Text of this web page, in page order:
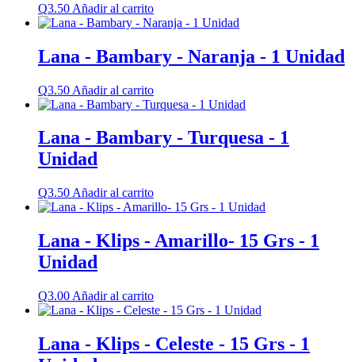
Q3.50 Añadir al carrito
Lana - Bambary - Naranja - 1 Unidad
Q3.50 Añadir al carrito
Lana - Bambary - Turquesa - 1
Unidad
Q3.50 Añadir al carrito
Lana - Klips - Amarillo- 15 Grs - 1
Unidad
Q3.00 Añadir al carrito
Lana - Klips - Celeste - 15 Grs - 1